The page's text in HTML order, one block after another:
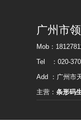
广州市
Mob：
Tel ：020-
Add ：广州市
主营： 条形码